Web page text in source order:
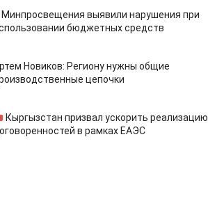
Минпросвещения выявили нарушения при
бюджетных средств
Новиков: Региону нужны общие
цепочки
Кыргызстан призвал ускорить реализацию
в рамках ЕАЭС